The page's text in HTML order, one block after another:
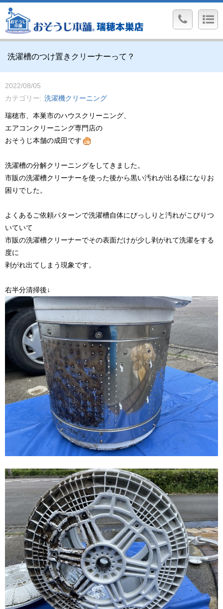
洗濯槽のつけ置きクリーナーって？
2022/08/05
カテゴリー
洗濯機クリーニング
瑞穂市、本巣市のハウスクリーニング、
エアコンクリーニング専門店の
おそうじ本舗の成田です
洗濯槽の分解クリーニングをしてきました。
市販の洗濯槽クリーナーを使った後から黒い汚れが出る様になりお
困りでした。
よくあるご依頼パターンで洗濯槽自体にびっしりと汚れがこびりつ
いていて
市販の洗濯槽クリーナーでその表面だけが少し剥がれて洗濯をする
度に
剥がれ出てしまう現象です。
右半分清掃後↓